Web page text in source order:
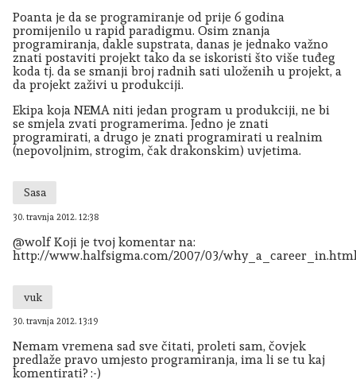
Poanta je da se programiranje od prije 6 godina
promijenilo u rapid paradigmu. Osim znanja
programiranja, dakle supstrata, danas je jednako važno
znati postaviti projekt tako da se iskoristi što više tuđeg
koda tj. da se smanji broj radnih sati uloženih u projekt, a
da projekt zaživi u produkciji.
Ekipa koja NEMA niti jedan program u produkciji, ne bi
se smjela zvati programerima. Jedno je znati
programirati, a drugo je znati programirati u realnim
(nepovoljnim, strogim, čak drakonskim) uvjetima.
Sasa
30. travnja 2012. 12:38
@wolf Koji je tvoj komentar na:
http://www.halfsigma.com/2007/03/
vuk
30. travnja 2012. 13:19
Nemam vremena sad sve čitati, proleti sam, čovjek
predlaže pravo umjesto programiranja, ima li se tu kaj
komentirati? :-)